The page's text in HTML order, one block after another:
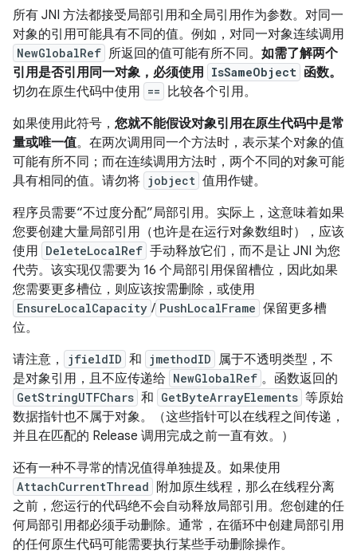
所有 JNI 方法都接受局部引用和全局引用作为参数。对同一
对象的引用可能具有不同的值。例如，对同一对象连续调用
NewGlobalRef 所返回的值可能有所不同。 如需了解两个
引用是否引用同一对象，必须使用 IsSameObject 函数。
切勿在原生代码中使用 == 比较各个引用。
如果使用此符号， 您就不能假设对象引用在原生代码中是常
量或唯一值。在两次调用同一个方法时，表示某个对象的值
可能有所不同；而在连续调用方法时，两个不同的对象可能
具有相同的值。请勿将 jobject 值用作键。
程序员需要“不过度分配”局部引用。实际上，这意味着如果
您要创建大量局部引用（也许是在运行对象数组时），应该
使用 DeleteLocalRef 手动释放它们，而不是让 JNI 为您
代劳。该实现仅需要为 16 个局部引用保留槽位，因此如果
您需要更多槽位，则应该按需删除，或使用
EnsureLocalCapacity / PushLocalFrame 保留更多槽
位。
请注意，
jfieldID 和 jmethodID 属于不透明类型，不
是对象引用，且不应传递给 NewGlobalRef 。函数返回的
GetStringUTFChars 和 GetByteArrayElements 等原始
数据指针也不属于对象。（这些指针可以在线程之间传递，
并且在匹配的 Release 调用完成之前一直有效。）
还有一种不寻常的情况值得单独提及。如果使用
AttachCurrentThread
附加原生线程，那么在线程分离
之前，您运行的代码绝不会自动释放局部引用。您创建的任
何局部引用都必须手动删除。通常，在循环中创建局部引用
的任何原生代码可能需要执行某些手动删除操作。